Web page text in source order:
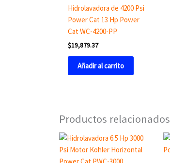
Hidrolavadora de 4200 Psi
Power Cat 13 Hp Power
Cat WC-4200-PP
$19,879.37
Añadir al carrito
Productos relacionados